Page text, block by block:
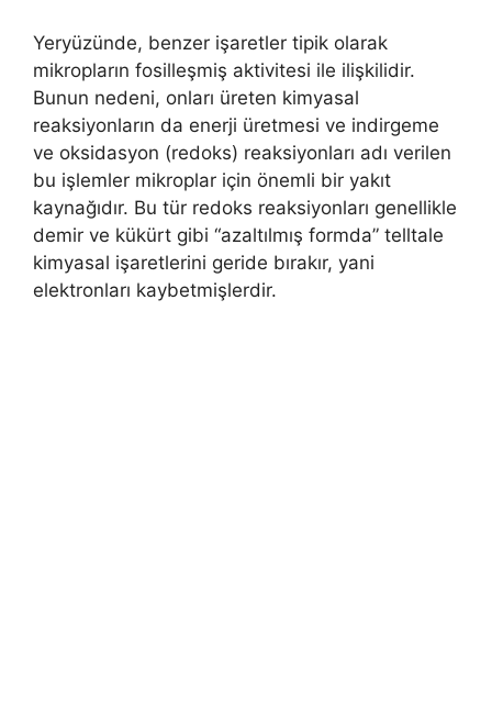
Yeryüzünde, benzer işaretler tipik olarak
mikropların fosilleşmiş aktivitesi ile ilişkilidir.
Bunun nedeni, onları üreten kimyasal
reaksiyonların da enerji üretmesi ve indirgeme
ve oksidasyon (redoks) reaksiyonları adı verilen
bu işlemler mikroplar için önemli bir yakıt
kaynağıdır. Bu tür redoks reaksiyonları genellikle
demir ve kükürt gibi “azaltılmış formda” telltale
kimyasal işaretlerini geride bırakır, yani
elektronları kaybetmişlerdir.